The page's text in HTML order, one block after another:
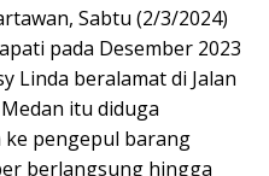
Sabtu (2/3/2024)
pada Desember 2023
Linda beralamat di Jalan
itu diduga
pengepul barang
berlangsung hingga